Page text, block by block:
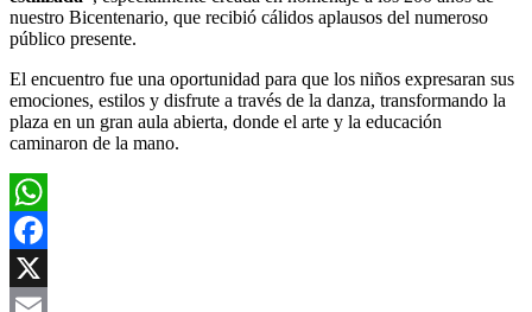
nuestro Bicentenario, que recibió cálidos aplausos del numeroso
público presente.
El encuentro fue una oportunidad para que los niños expresaran sus
emociones, estilos y disfrute a través de la danza, transformando la
plaza en un gran aula abierta, donde el arte y la educación
caminaron de la mano.
WhatsApp
Facebook
X